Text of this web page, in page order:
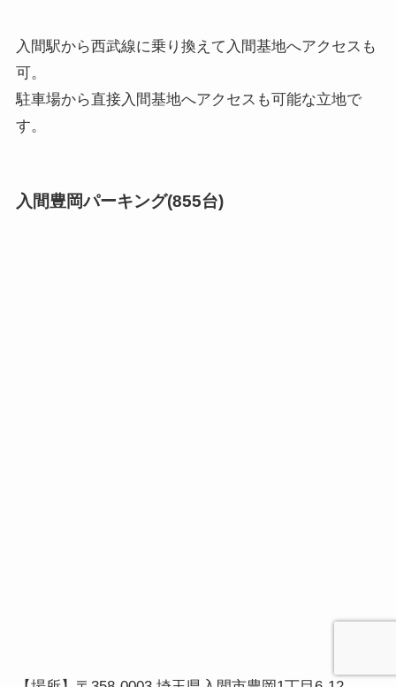
入間駅から西武線に乗り換えて入間基地へアクセスも
可。
駐車場から直接入間基地へアクセスも可能な立地で
す。
入間豊岡パーキング(855台)